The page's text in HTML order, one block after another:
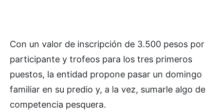
Con un valor de inscripción de 3.500 pesos por
participante y trofeos para los tres primeros
puestos, la entidad propone pasar un domingo
familiar en su predio y, a la vez, sumarle algo de
competencia pesquera.